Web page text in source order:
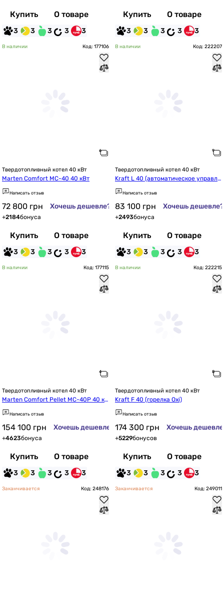
Купить О товаре
3 3 3 3 3
Купить О товаре
3 3 3 3 3
В наличии Код: 177106
Твердотопливный котел 40 кВт
Marten Comfort MC-40 40 кВт
Написать отзыв
72 800 грн Хочешь дешевле?
+2184бонуса
Купить О товаре
3 3 3 3 3
В наличии Код: 222207
Твердотопливный котел 40 кВт
Kraft L 40 (автоматическое управле
ние)
Написать отзыв
83 100 грн Хочешь дешевле?
+2493бонуса
Купить О товаре
3 3 3 3 3
В наличии Код: 177115
Твердотопливный котел 40 кВт
Marten Comfort Pellet MC-40P 40 кВ
т
Написать отзыв
154 100 грн Хочешь дешевле?
+4623бонуса
Купить О товаре
3 3 3 3 3
В наличии Код: 222215
Твердотопливный котел 40 кВт
Kraft F 40 (горелка Oxi)
Написать отзыв
174 300 грн Хочешь
+5229бонусов
Купить О товаре
3 3 3 3 3
Заканчивается Код: 248176 Заканчивается Код: 249011